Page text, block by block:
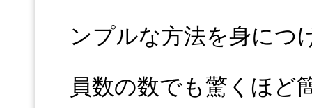
ンプルな方法を身につ
員数の数でも驚くほど